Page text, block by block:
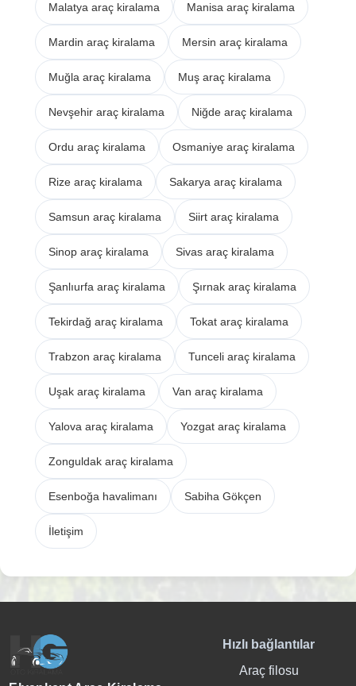
Malatya araç kiralama Manisa araç kiralama
Mardin araç kiralama Mersin araç kiralama
Muğla araç kiralama Muş araç kiralama
Nevşehir araç kiralama Niğde araç kiralama
Ordu araç kiralama Osmaniye araç kiralama
Rize araç kiralama Sakarya araç kiralama
Samsun araç kiralama Siirt araç kiralama
Sinop araç kiralama Sivas araç kiralama
Şanlıurfa araç kiralama Şırnak araç kiralama
Tekirdağ araç kiralama Tokat araç kiralama
Trabzon araç kiralama Tunceli araç kiralama
Uşak araç kiralama Van araç kiralama
Yalova araç kiralama Yozgat araç kiralama
Zonguldak araç kiralama
Esenboğa havalimanı Sabiha Gökçen
İletişim
Hızlı bağlantılar
Araç filosu